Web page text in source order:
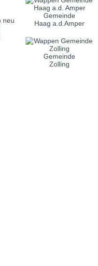
Gemeinde
Haag a.d.Amper
Gemeinde
Zolling